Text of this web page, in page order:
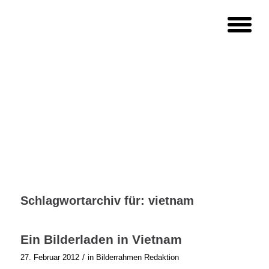
Schlagwortarchiv für: vietnam
Ein Bilderladen in Vietnam
27. Februar 2012 / in Bilderrahmen Redaktion